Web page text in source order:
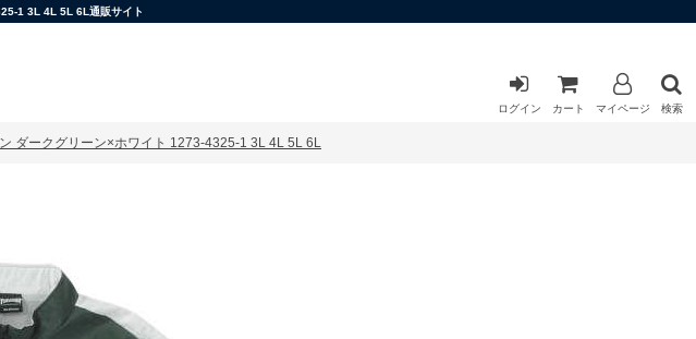
1 3L 4L 5L 6L通販サイト
ログイン カート マイページ 検索
ダークグリーン×ホワイト 1273-4325-1 3L 4L 5L 6L